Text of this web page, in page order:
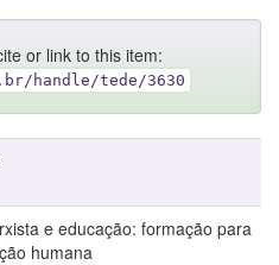
or link to this item:
handle/tede/3630
e educação: formação para
humana